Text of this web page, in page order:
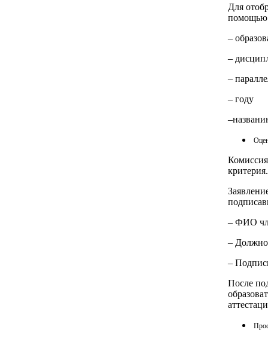
Для
помощью
–
–
–
– году
– ФИО
–
–
После